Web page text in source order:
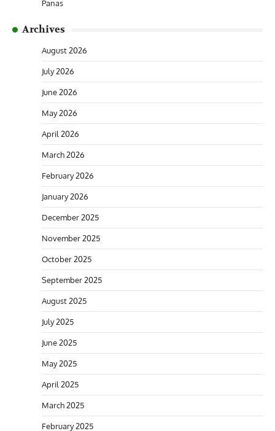
Panas
Archives
August 2026
July 2026
June 2026
May 2026
April 2026
March 2026
February 2026
January 2026
December 2025
November 2025
October 2025
September 2025
August 2025
July 2025
June 2025
May 2025
April 2025
March 2025
February 2025